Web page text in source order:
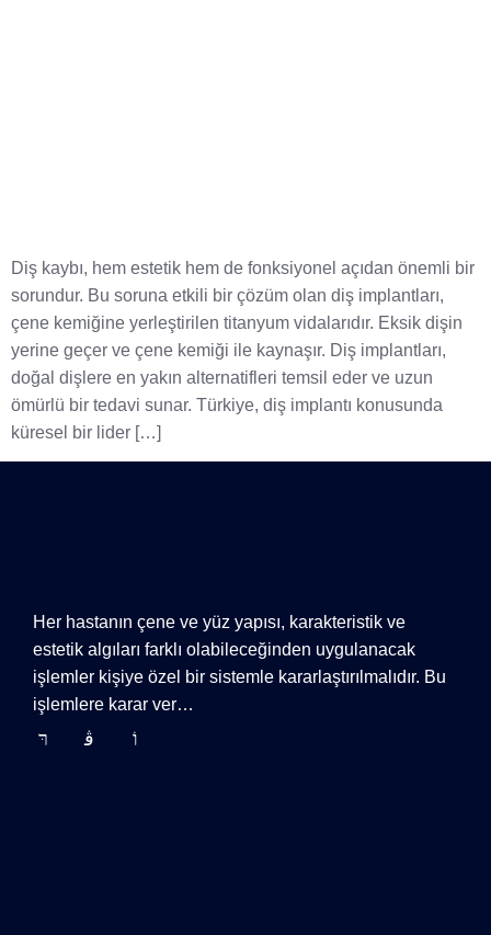
Diş kaybı, hem estetik hem de fonksiyonel açıdan önemli bir
sorundur. Bu soruna etkili bir çözüm olan diş implantları,
çene kemiğine yerleştirilen titanyum vidalarıdır. Eksik dişin
yerine geçer ve çene kemiği ile kaynaşır. Diş implantları,
doğal dişlere en yakın alternatifleri temsil eder ve uzun
ömürlü bir tedavi sunar. Türkiye, diş implantı konusunda
küresel bir lider […]
Her hastanın çene ve yüz yapısı, karakteristik ve
estetik algıları farklı olabileceğinden uygulanacak
işlemler kişiye özel bir sistemle kararlaştırılmalıdır. Bu
işlemlere karar ver…